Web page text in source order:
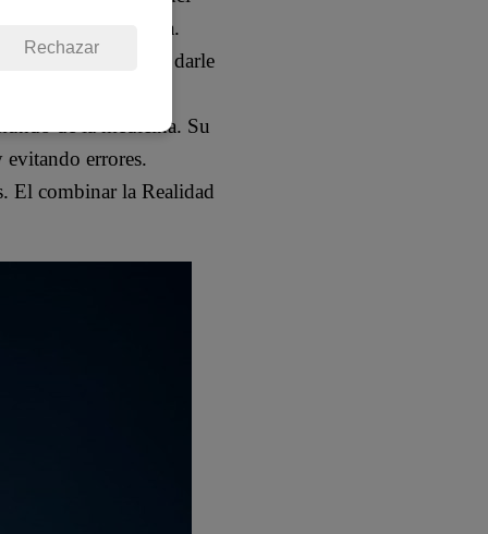
o Aumentada.
tecnología permite darle
de la medicina. Su
evitando errores.
El combinar la Realidad
Rechazar